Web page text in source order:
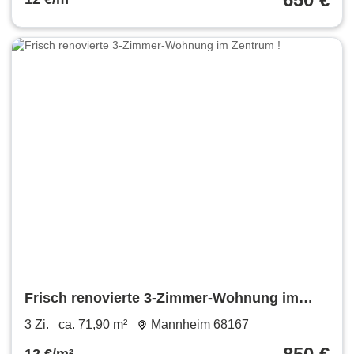
Frisch renovierte 3-Zimmer-Wohnung im
Zentrum !
3 Zi. ca. 71,90 m² Mannheim 68167